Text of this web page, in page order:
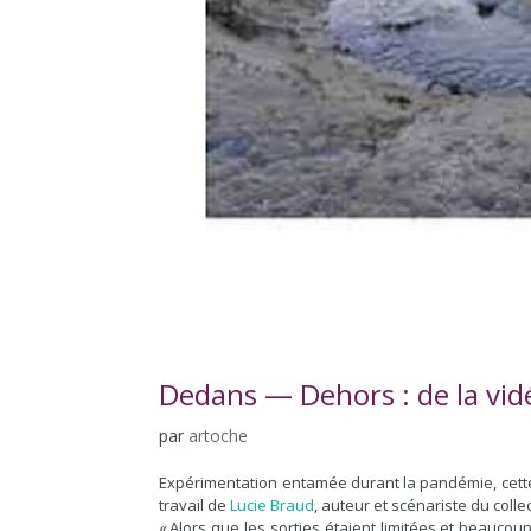
Dedans — Dehors : de la
par artoche
Expérimentation entamée durant la pandémie,
travail deLucie Braud, auteur et scénariste du